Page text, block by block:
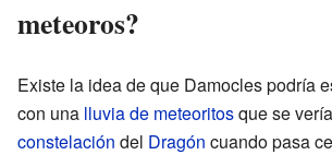
meteoros?
Existe la idea de que Damocles podría
con una lluvia de meteoritosque se
constelación del Dragón cuando pasa